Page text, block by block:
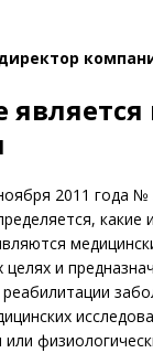
2011 года
какие
и